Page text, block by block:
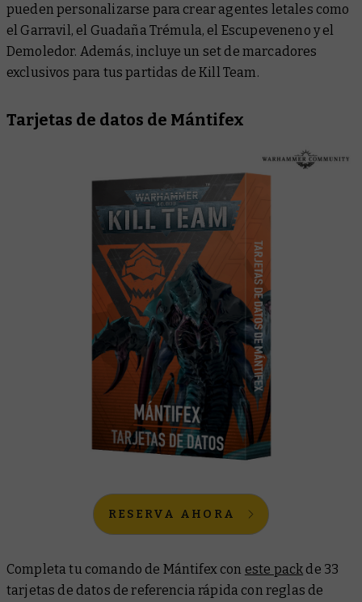
pueden personalizarse para crear agentes letales como
el Garravil, el Guadaña Trémula, el Escupeveneno y el
Demoledor. Además, incluye un set de marcadores
exclusivos para tus partidas de Kill Team.
Tarjetas de datos de Mántifex
RESERVA AHORA
Completa tu comando de Mántifex con este pack de 33
tarjetas de datos de referencia rápida con reglas de